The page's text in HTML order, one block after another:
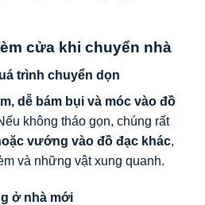
cửa khi chuyển nhà
trình chuyển dọn
dễ bám bụi và móc vào đồ
không tháo gọn, chúng rất
vướng vào đồ đạc khác,
và những vật xung quanh.
ở nhà mới